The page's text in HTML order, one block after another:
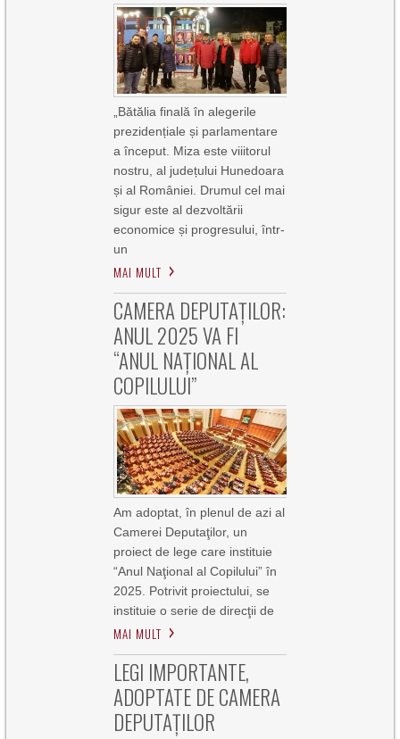
„Bătălia finală în alegerile
prezidențiale și parlamentare
a început. Miza este viiitorul
nostru, al județului Hunedoara
și al României. Drumul cel mai
sigur este al dezvoltării
economice și progresului, într-
un
MAI MULT
CAMERA DEPUTAȚILOR:
ANUL 2025 VA FI
“ANUL NAŢIONAL AL
COPILULUI”
Am adoptat, în plenul de azi al
Camerei Deputaţilor, un
proiect de lege care instituie
“Anul Naţional al Copilului” în
2025. Potrivit proiectului, se
instituie o serie de direcţii de
MAI MULT
LEGI IMPORTANTE,
ADOPTATE DE CAMERA
DEPUTAŢILOR